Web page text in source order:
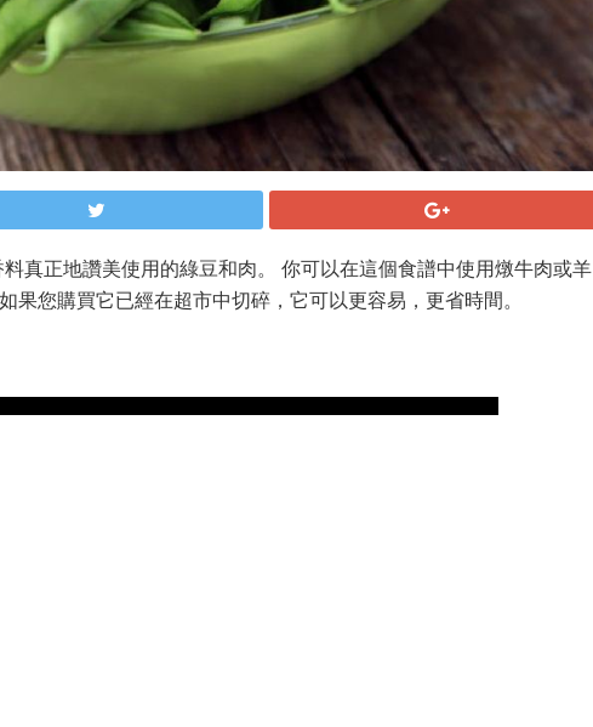
真正地讚美使用的綠豆和肉。 你可以在這個食譜中使用燉牛肉或羊
您購買它已經在超市中切碎，它可以更容易，更省時間。